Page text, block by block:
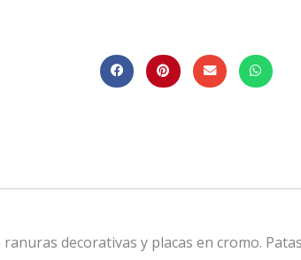
decorativas y placas en cromo.